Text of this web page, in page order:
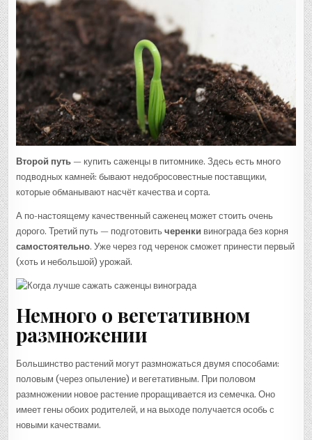
Второй путь — купить саженцы в питомнике. Здесь есть много
подводных камней: бывают недобросовестные поставщики,
которые обманывают насчёт качества и сорта.
А по-настоящему качественный саженец может стоить очень
дорого. Третий путь — подготовитьчеренки винограда без корня
самостоятельно. Уже через год черенок сможет принести первый
(хоть и небольшой) урожай.
Немного о вегетативном
размножении
Большинство растений могут размножаться двумя способами:
половым (через опыление) и вегетативным. При половом
размножении новое растение проращивается из семечка. Оно
имеет гены обоих родителей, и на выходе получается особь с
новыми качествами.